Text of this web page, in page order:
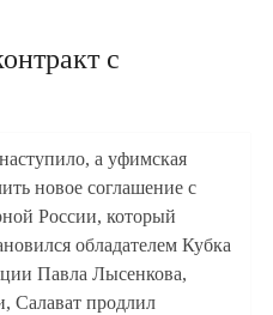
с
а уфимская
новое соглашение с
России, который
обладателем Кубка
Павла Лысенкова,
Салават продлил